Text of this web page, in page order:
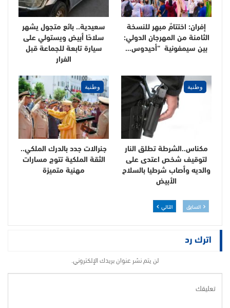
إفران: اختتامٌ مبهِر للنسخة
الثامنة من المهرجان الدولي:
بين سيمفونية “أحيدوس…
سعيدية.. بائع متجول يشهر
سلاحًا أبيض ويستولي على
سيارة تابعة للجماعة قبل
الفرار
وطنية
مكناس..الشرطة تطلق النار
لتوقيف شخص اعتدى على
والديه وأصاب شرطيا بالسلاح
الأبيض
وطنية
جنرالات جدد بالدرك الملكي..
الثقة الملكية تتوج مسارات
مهنية متميزة
السابق التالي
اترك رد
لن يتم نشر عنوان بريدك الإلكتروني.